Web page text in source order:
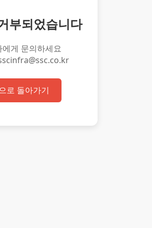
부되었습니다
에게 문의하세요
로 돌아가기